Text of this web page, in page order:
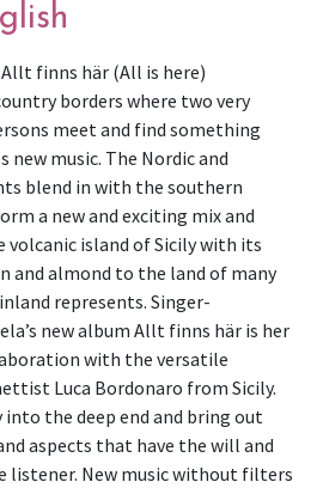
finns här (All is here)
borders where two very
meet and find something
new music. The Nordic and
blend in with the southern
a new and exciting mix and
volcanic island of Sicily with its
and almond to the land of many
represents. Singer-
new album Allt finns här is her
with the versatile
Luca Bordonaro from Sicily.
the deep end and bring out
aspects that have the will and
listener. New music without filters